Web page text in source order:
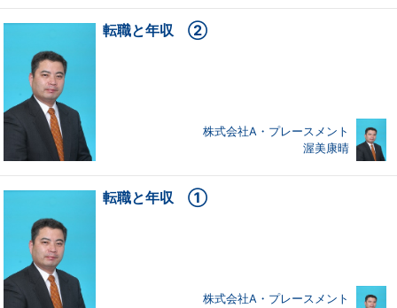
転職と年収 ②
株式会社A・プレースメント
渥美康晴
転職と年収 ①
株式会社A・プレースメント